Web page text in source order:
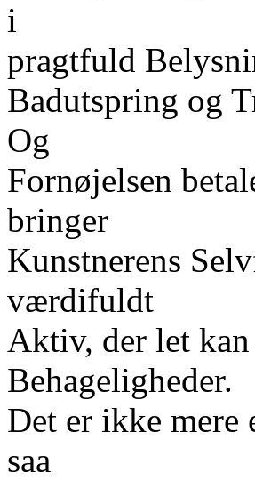
i
pragtfuld
Badutspring og
Og
Fornøjelsen
bringer
Kunstnerens
værdifuldt
Aktiv, der let
Behageligheder.
Det er ikke mere
saa